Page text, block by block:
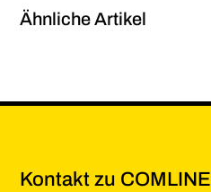
Ähnliche Artikel
Kontakt zu COMLINE